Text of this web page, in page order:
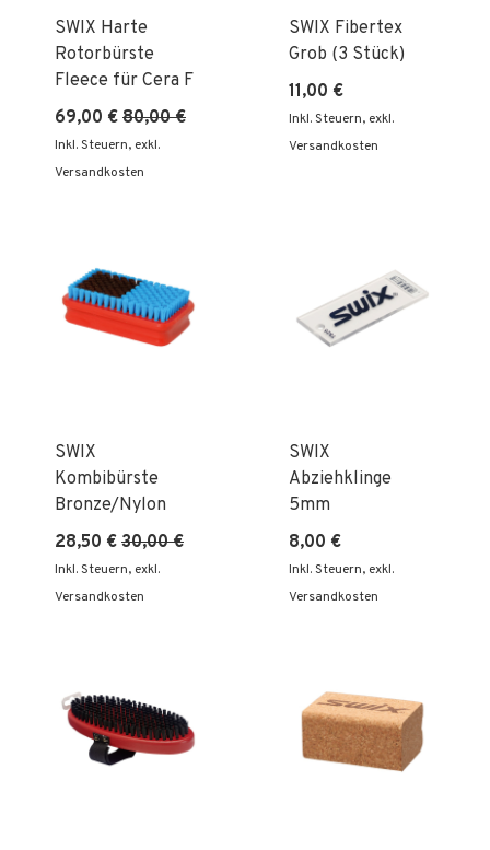
SWIX Harte
Rotorbürste
Fleece für Cera F
69,00 € 80,00 €
Inkl. Steuern, exkl.
Versandkosten
SWIX Fibertex
Grob (3 Stück)
11,00 €
Inkl. Steuern, exkl.
Versandkosten
SWIX
Kombibürste
Bronze/Nylon
28,50 € 30,00 €
Inkl. Steuern, exkl.
Versandkosten
SWIX
Abziehklinge
5mm
8,00 €
Inkl. Steuern, exkl.
Versandkosten